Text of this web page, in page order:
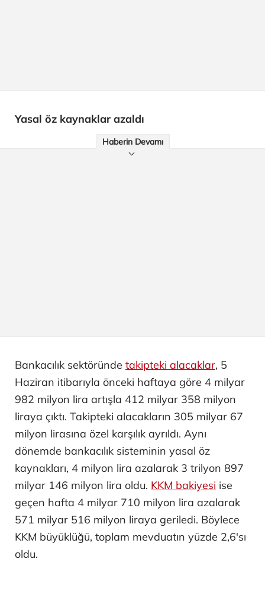
Yasal öz kaynaklar azaldı
Haberin Devamı
Bankacılık sektöründe takipteki alacaklar, 5
Haziran itibarıyla önceki haftaya göre 4 milyar
982 milyon lira artışla 412 milyar 358 milyon
liraya çıktı. Takipteki alacakların 305 milyar 67
milyon lirasına özel karşılık ayrıldı. Aynı
dönemde bankacılık sisteminin yasal öz
kaynakları, 4 milyon lira azalarak 3 trilyon 897
milyar 146 milyon lira oldu. KKM bakiyesi ise
geçen hafta 4 milyar 710 milyon lira azalarak
571 milyar 516 milyon liraya geriledi. Böylece
KKM büyüklüğü, toplam mevduatın yüzde 2,6'sı
oldu.